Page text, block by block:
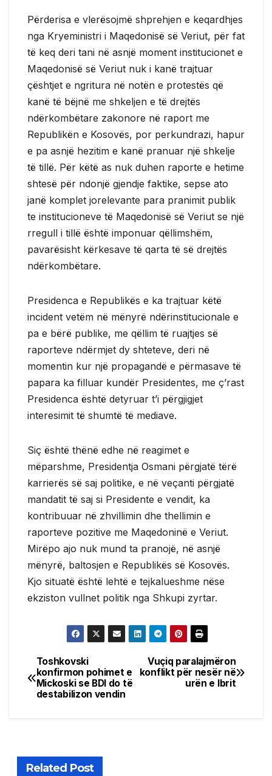
Përderisa e vlerësojmë shprehjen e keqardhjes
nga Kryeministri i Maqedonisë së Veriut, për fat
të keq deri tani në asnjë moment institucionet e
Maqedonisë së Veriut nuk i kanë trajtuar
çështjet e ngritura në notën e protestës që
kanë të bëjnë me shkeljen e të drejtës
ndërkombëtare zakonore në raport me
Republikën e Kosovës, por perkundrazi, hapur
e pa asnjë hezitim e kanë pranuar një shkelje
të tillë. Për këtë as nuk duhen raporte e hetime
shtesë për ndonjë gjendje faktike, sepse ato
janë komplet jorelevante para pranimit publik
te institucioneve të Maqedonisë së Veriut se një
rregull i tillë është imponuar qëllimshëm,
pavarësisht kërkesave të qarta të së drejtës
ndërkombëtare.
Presidenca e Republikës e ka trajtuar këtë
incident vetëm në mënyrë ndërinstitucionale e
pa e bërë publike, me qëllim të ruajtjes së
raporteve ndërmjet dy shteteve, deri në
momentin kur një propagandë e përmasave të
papara ka filluar kundër Presidentes, me ç’rast
Presidenca është detyruar t’i përgjigjet
interesimit të shumtë të mediave.
Siç është thënë edhe në reagimet e
mëparshme, Presidentja Osmani përgjatë tërë
karrierës së saj politike, e në veçanti përgjatë
mandatit të saj si Presidente e vendit, ka
kontribuuar në zhvillimin dhe thellimin e
raporteve pozitive me Maqedoninë e Veriut.
Mirëpo ajo nuk mund ta pranojë, në asnjë
mënyrë, baltosjen e Republikës së Kosovës.
Kjo situatë është lehtë e tejkalueshme nëse
ekziston vullnet politik nga Shkupi zyrtar.
Post
navigation
Vuçiq paralajmëron
konflikt për nesër në
urën e Ibrit
Toshkovski
konfirmon pohimet e
Mickoski se BDI do të
destabilizon vendin
Related Post